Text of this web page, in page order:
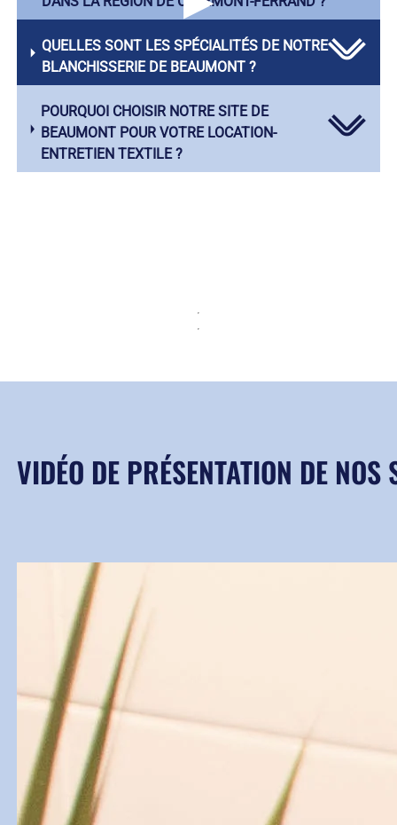
QUELLES SONT LES SPÉCIALITÉS DE NOTRE
BLANCHISSERIE DE BEAUMONT ?
POURQUOI CHOISIR NOTRE SITE DE
BEAUMONT POUR VOTRE LOCATION-
ENTRETIEN TEXTILE ?
VIDÉO DE PRÉSENTATION DE NOS